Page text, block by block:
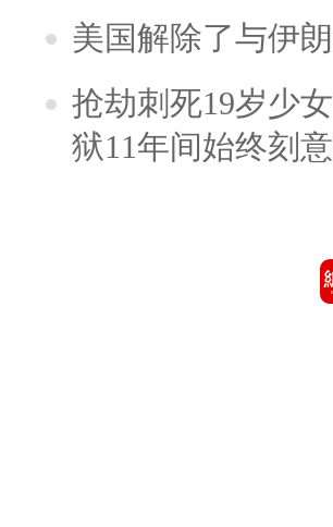
美国解除了与伊
抢劫刺死19岁少
狱11年间始终刻